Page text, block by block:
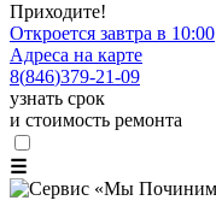
Приходите!
Откроется завтра в 10:00
Адреса на карте
8(846)379-21-09
узнать срок
и стоимость ремонта
☰